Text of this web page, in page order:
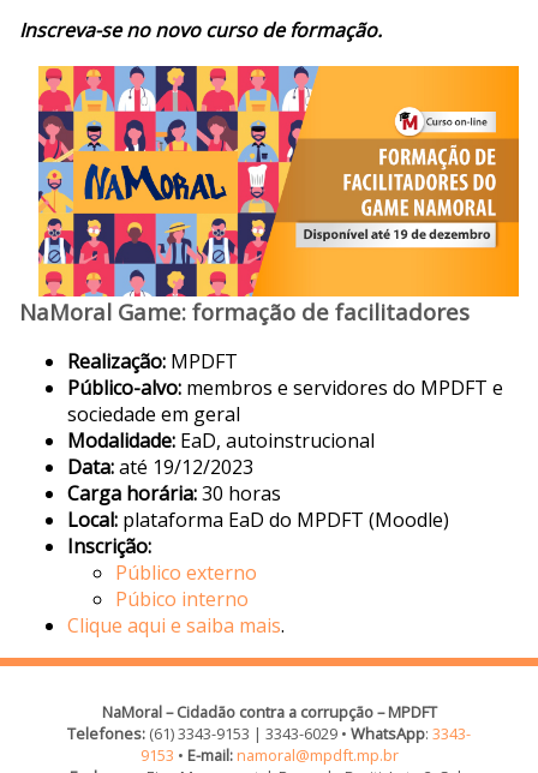
Inscreva-se no novo curso de formação.
NaMoral Game: formação de facilitadores
Realização: MPDFT
Público-alvo: membros e servidores do MPDFT e
sociedade em geral
Modalidade: EaD, autoinstrucional
Data:até 19/12/2023
Carga horária:30 horas
Local: plataforma EaD do MPDFT (Moodle)
Inscrição:
Público externo
Púbico interno
Clique aqui e saiba mais.
NaMoral – Cidadão contra a corrupção – MPDFT
Telefones: (61) 3343-9153 | 3343-6029 • WhatsApp: 3343-
9153 • E-mail: namoral@mpdft.mp.br